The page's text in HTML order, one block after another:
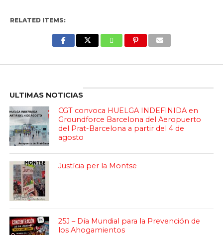
RELATED ITEMS:
ULTIMAS NOTICIAS
CGT convoca HUELGA INDEFINIDA en
Groundforce Barcelona del Aeropuerto
del Prat-Barcelona a partir del 4 de
agosto
Justícia per la Montse
25J – Día Mundial para la Prevención de
los Ahogamientos